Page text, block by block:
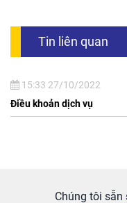
Tin liên quan
15:33 27/10/2022
Điều khoản dịch vụ
Chúng tôi sẵn